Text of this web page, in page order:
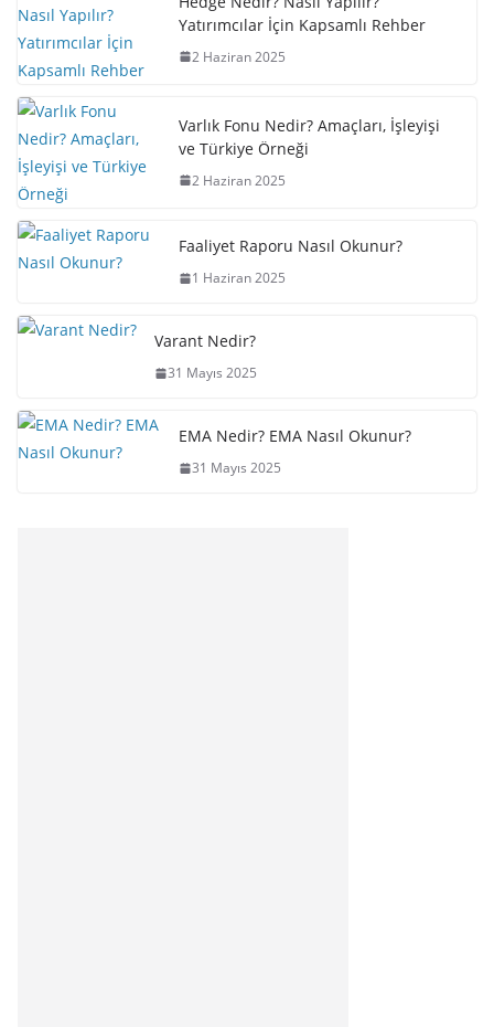
Yatırımcılar İçin Kapsamlı Rehber
2 Haziran 2025
Varlık Fonu Nedir? Amaçları, İşleyişi
ve Türkiye Örneği
2 Haziran 2025
Faaliyet Raporu Nasıl Okunur?
1 Haziran 2025
Varant Nedir?
31 Mayıs 2025
EMA Nedir? EMA Nasıl Okunur?
31 Mayıs 2025